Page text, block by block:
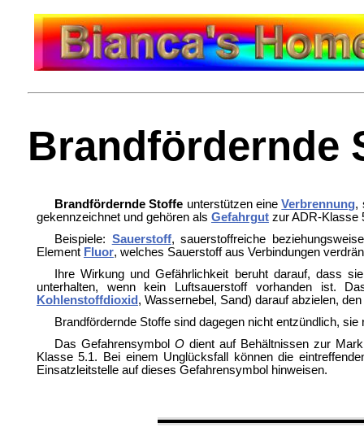
Brandfördernde
Brandfördernde Stoffe unterstützen eineVerbrennung,
gekennzeichnet und gehören als Gefahrgutzur ADR-Klasse
Beispiele: Sauerstoff, sauerstoffreiche
Element Fluor, welches Sauerstoff aus Verbindungen
Ihre Wirkung und Gefährlichkeit beruht darauf, dass
unterhalten, wenn kein Luftsauerstoff vorhanden ist.
Kohlenstoffdioxid , Wassernebel, Sand) darauf abzielen,
Brandfördernde Stoffe sind dagegen nicht entzündlich,
Das Gefahrensymbol Odient auf Behältnissen zur
Klasse 5.1. Bei einem Unglücksfall können die
Einsatzleitstelle auf dieses Gefahrensymbol hinweisen.